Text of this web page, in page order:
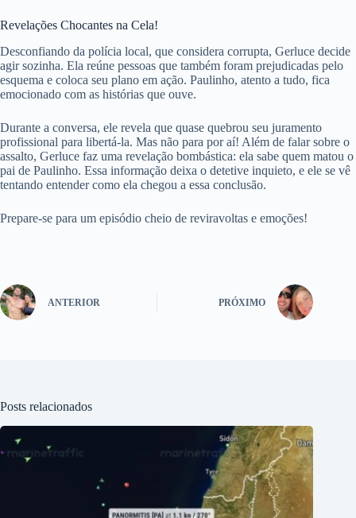
Revelações Chocantes na Cela!
Desconfiando da polícia local, que considera corrupta, Gerluce decide
agir sozinha. Ela reúne pessoas que também foram prejudicadas pelo
esquema e coloca seu plano em ação. Paulinho, atento a tudo, fica
emocionado com as histórias que ouve.
Durante a conversa, ele revela que quase quebrou seu juramento
profissional para libertá-la. Mas não para por aí! Além de falar sobre o
assalto, Gerluce faz uma revelação bombástica: ela sabe quem matou o
pai de Paulinho. Essa informação deixa o detetive inquieto, e ele se vê
tentando entender como ela chegou a essa conclusão.
Prepare-se para um episódio cheio de reviravoltas e emoções!
ANTERIOR PRÓXIMO
Posts relacionados